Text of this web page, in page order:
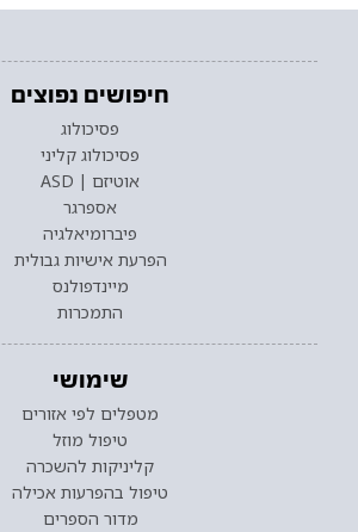
חיפושים נפוצים
פסיכולוג
פסיכולוג קליני
אוטיזם | ASD
אספרגר
פיברומיאלגיה
הפרעת אישיות גבולית
מיינדפולנס
התמכרות
שימושי
מטפלים לפי אזורים
טיפול מוזל
קליניקות להשכרה
טיפול בהפרעות אכילה
מדור הספרים